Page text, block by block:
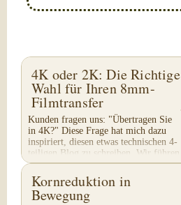
4K oder 2K: Die Richtige
Wahl für Ihren 8mm-
Filmtransfer
Kunden fragen uns: "Übertragen Sie
in 4K?" Diese Frage hat mich dazu
inspiriert, diesen etwas technischen 4-
teiligen Blog zu schreiben. Wir führen
keinen 4K-Transfer von 8mm-Filmen
durch...
Kornreduktion in
Bewegung